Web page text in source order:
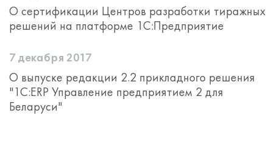
О сертификации Центров разработки тиражных
решений на платформе 1С:Предприятие
7 декабря 2017
О выпуске редакции 2.2 прикладного решения
"1С:ERP Управление предприятием 2 для
Беларуси"